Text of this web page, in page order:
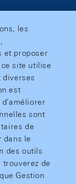
les
et proposer
site utilise
diverses
est
d'améliorer
sont
de
dans le
des outils
trouverez de
Gestion